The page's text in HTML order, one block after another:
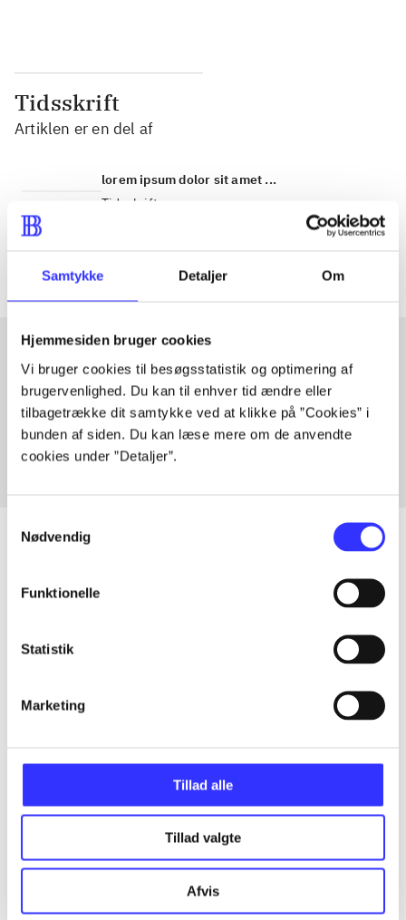
Samtykke Detaljer Om
Hjemmesiden bruger cookies
Vi bruger cookies til besøgsstatistik og optimering af
brugervenlighed. Du kan til enhver tid ændre eller
tilbagetrække dit samtykke ved at klikke på ”Cookies” i
bunden af siden. Du kan læse mere om de anvendte
cookies under ”Detaljer”.
Nødvendig
Funktionelle
Statistik
Marketing
Tillad alle
Tillad valgte
Afvis
Tidsskrift
Artiklen er en del af
lorem ipsum dolor sit amet ...
Tidsskrift
Artiklerne i
Artikler med samme emner
Fra
Artikler
...